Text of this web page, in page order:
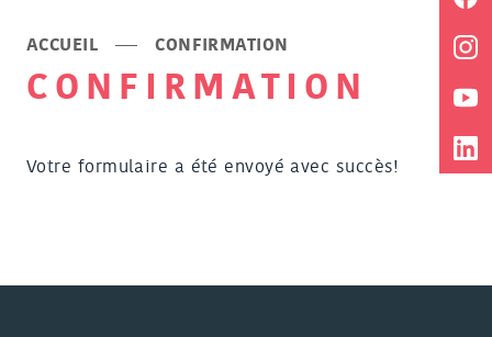
ACCUEIL CONFIRMATION
CONFIRMATION
Votre formulaire a été envoyé avec succès!